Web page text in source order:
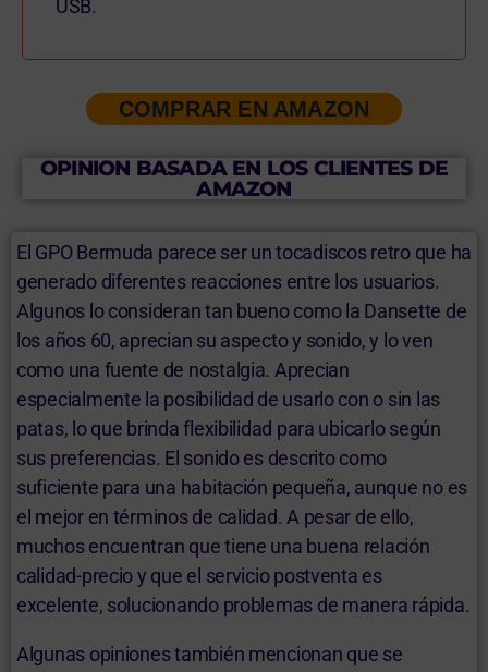
USB.
COMPRAR EN AMAZON
OPINION BASADA EN LOS CLIENTES DE
AMAZON
El GPO Bermuda parece ser un tocadiscos retro que ha
generado diferentes reacciones entre los usuarios.
Algunos lo consideran tan bueno como la Dansette de
los años 60, aprecian su aspecto y sonido, y lo ven
como una fuente de nostalgia. Aprecian
especialmente la posibilidad de usarlo con o sin las
patas, lo que brinda flexibilidad para ubicarlo según
sus preferencias. El sonido es descrito como
suficiente para una habitación pequeña, aunque no es
el mejor en términos de calidad. A pesar de ello,
muchos encuentran que tiene una buena relación
calidad-precio y que el servicio postventa es
excelente, solucionando problemas de manera rápida.
Algunas opiniones también mencionan que se